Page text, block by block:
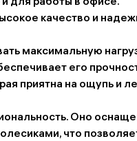
качество и
максимальную
его
приятна на ощупь и
Оно
что